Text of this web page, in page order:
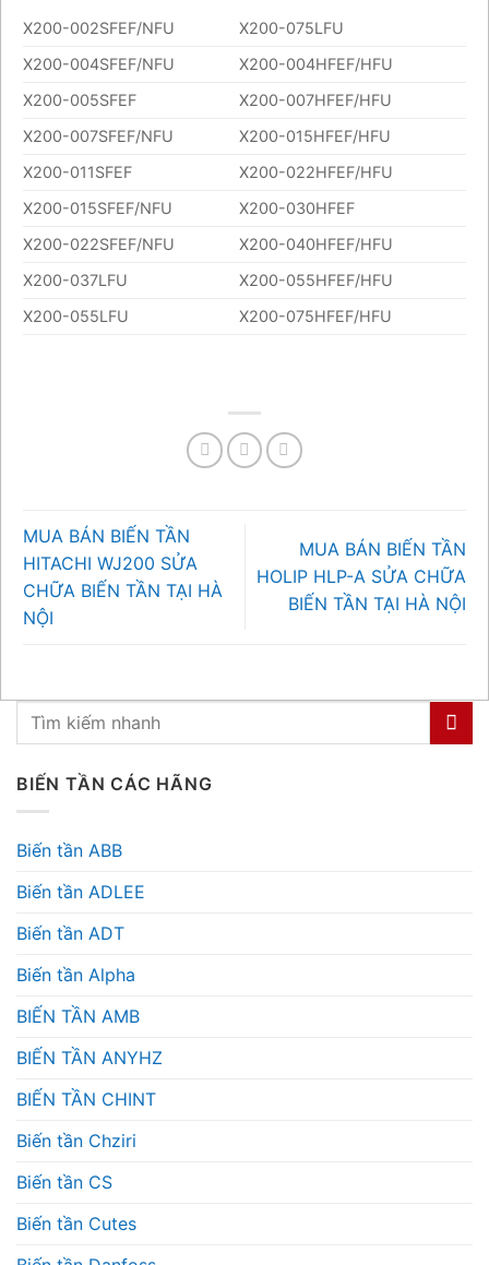
BIẾN TẦN CÁC HÃNG
Biến tần ABB
Biến tần ADLEE
Biến tần ADT
Biến tần Alpha
BIẾN TẦN AMB
BIẾN TẦN ANYHZ
BIẾN TẦN CHINT
Biến tần Chziri
Biến tần CS
Biến tần Cutes
X200-002SFEF/NFU
X200-075LFU
X200-004SFEF/NFU
X200-004HFEF/HFU
X200-005SFEF
X200-007HFEF/HFU
X200-007SFEF/NFU
X200-015HFEF/HFU
X200-011SFEF
X200-022HFEF/HFU
X200-015SFEF/NFU
X200-030HFEF
X200-022SFEF/NFU
X200-040HFEF/HFU
X200-037LFU
X200-055HFEF/HFU
X200-055LFU
X200-075HFEF/HFU
MUA BÁN BIẾN TẦN
HITACHI WJ200 SỬA
CHỮA BIẾN TẦN TẠI HÀ
NỘI
MUA BÁN BIẾN TẦN
HOLIP HLP-A SỬA CHỮA
BIẾN TẦN TẠI HÀ NỘI